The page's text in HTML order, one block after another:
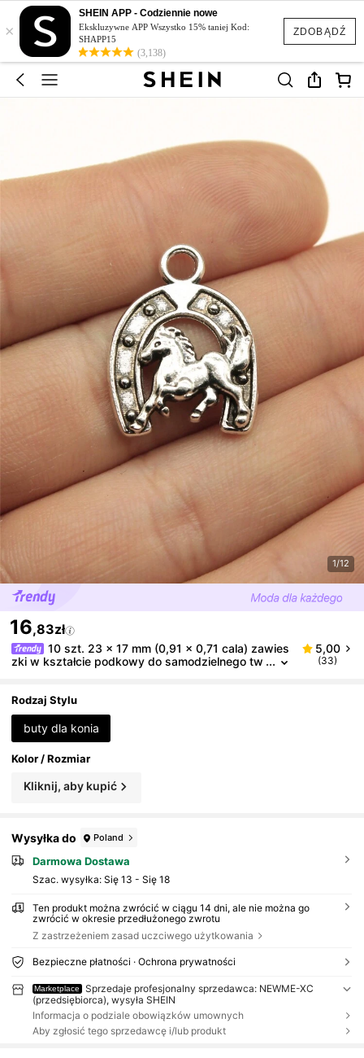
ZDOBĄDŹ
×
SHEIN APP - Codziennie nowe
Ekskluzywne APP Wszystko 15% taniej Kod:
SHAPP15
(3,138)
1/12
16,83zł
10 szt. 23 x 17 mm (0,91 x 0,71 cala) zawies
zki w kształcie podkowy do samodzielnego tw
a
5,00
(33)
Rodzaj Stylu
buty dla konia
Kolor / Rozmiar
Kliknij, aby kupić
Wysyłka do Poland
Darmowa Dostawa
Szac. wysyłka: Się 13 - Się 18
Ten produkt można zwrócić w ciągu 14 dni, ale nie można go
zwrócić w okresie przedłużonego zwrotu
Z zastrzeżeniem zasad uczciwego użytkowania
Bezpieczne płatności · Ochrona prywatności
Marketplace
Sprzedaje profesjonalny sprzedawca: NEWME-XC
(przedsiębiorca), wysyła SHEIN
Informacja o podziale obowiązków umownych
Aby zgłosić tego sprzedawcę i/lub produkt